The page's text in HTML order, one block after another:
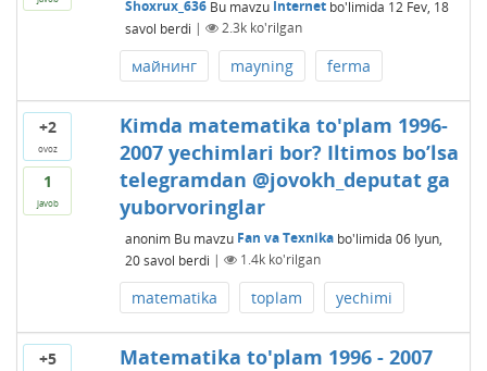
Shoxrux_636 Bu mavzu Internetbo'limida 12 Fev, 18
savol berdi | 2.3kko'rilgan
майнинг mayning ferma
+2
ovoz
1
javob
Kimda matematika to'plam 1996-
2007 yechimlari bor? Iltimos bo’lsa
telegramdan @jovokh_deputat ga
yuborvoringlar
anonim Bu mavzu Fan va Texnikabo'limida 06 Iyun,
20 savol berdi | 1.4kko'rilgan
matematika toplam yechimi
+5 Matematika to'plam 1996 - 2007